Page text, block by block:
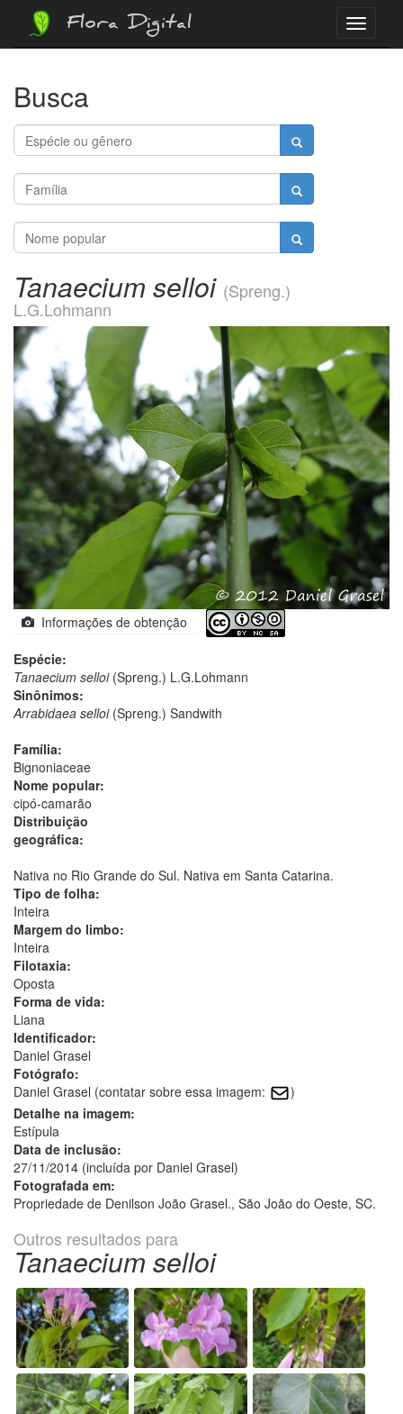
Menu
Flora Digital
Busca
Tanaecium selloi (Spreng.)
L.G.Lohmann
Informações de obtenção
Espécie:
Tanaecium selloi(Spreng.) L.G.Lohmann
Sinônimos:
Arrabidaea selloi(Spreng.) Sandwith
Família:
Bignoniaceae
Nome popular:
cipó-camarão
Distribuição
geográfica:
Nativa no Rio Grande do Sul. Nativa em Santa Catarina.
Tipo de folha:
Inteira
Margem do limbo:
Inteira
Filotaxia:
Oposta
Forma de vida:
Liana
Identificador:
Daniel Grasel
Fotógrafo:
Daniel Grasel (contatar sobre essa imagem:
)
Detalhe na imagem:
Estípula
Data de inclusão:
27/11/2014 (incluída por Daniel Grasel)
Fotografada em:
Propriedade de Denilson João Grasel., São João do Oeste, SC.
Outros resultados para
Tanaecium selloi